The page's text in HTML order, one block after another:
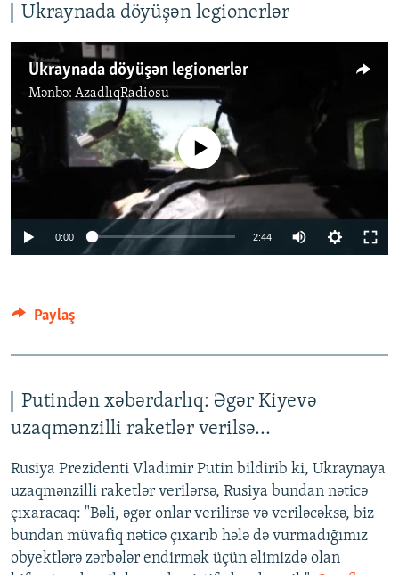
Ukraynada döyüşən legionerlər
Ukraynada döyüşən legionerlər
Mənbə: AzadlıqRadiosu
No media source currently available
0:00 2:44
720p
Paylaş
Putindən xəbərdarlıq: Əgər Kiyevə
uzaqmənzilli raketlər verilsə...
Rusiya Prezidenti Vladimir Putin bildirib ki, Ukraynaya
uzaqmənzilli raketlər verilərsə, Rusiya bundan nəticə
çıxaracaq: "Bəli, əgər onlar verilirsə və veriləcəksə, biz
bundan müvafiq nəticə çıxarıb hələ də vurmadığımız
obyektlərə zərbələr endirmək üçün əlimizdə olan